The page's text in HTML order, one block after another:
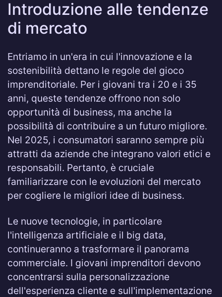
Introduzione alle tendenze
di mercato
Entriamo in un'era in cui l'innovazione e la
sostenibilità dettano le regole del gioco
imprenditoriale. Per i giovani tra i 20 e i 35
anni, queste tendenze offrono non solo
opportunità di business, ma anche la
possibilità di contribuire a un futuro migliore.
Nel 2025, i consumatori saranno sempre più
attratti da aziende che integrano valori etici e
responsabili. Pertanto, è cruciale
familiarizzare con le evoluzioni del mercato
per cogliere le migliori idee di business.
Le nuove tecnologie, in particolare
l'intelligenza artificiale e il big data,
continueranno a trasformare il panorama
commerciale. I giovani imprenditori devono
concentrarsi sulla personalizzazione
dell'esperienza cliente e sull'implementazione